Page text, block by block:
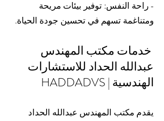
- راحة النفس: توفير بيئات مريحة
ومتناغمة تسهم في تحسين جودة الحياة.
خدمات مكتب المهندس
عبدالله الحداد للاستشارات
الهندسية | HADDADVS
يقدم مكتب المهندس عبدالله الحداد